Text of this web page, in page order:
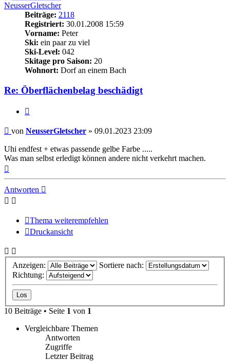
NeusserGletscher
Beiträge: 2118
Registriert: 30.01.2008 15:59
Vorname: Peter
Ski: ein paar zu viel
Ski-Level: 042
Skitage pro Saison: 20
Wohnort: Dorf an einem Bach
Re: Öberflächenbelag beschädigt
Beitrag
von NeusserGletscher » 09.01.2023 23:09
Uhi endfest + etwas passende gelbe Farbe .....
Was man selbst erledigt können andere nicht verkehrt machen.
Antworten
Thema weiterempfehlen
Druckansicht
Anzeigen:
Sortiere nach:
Richtung:
10 Beiträge • Seite 1 von 1
Vergleichbare Themen
Antworten
Zugriffe
Letzter Beitrag